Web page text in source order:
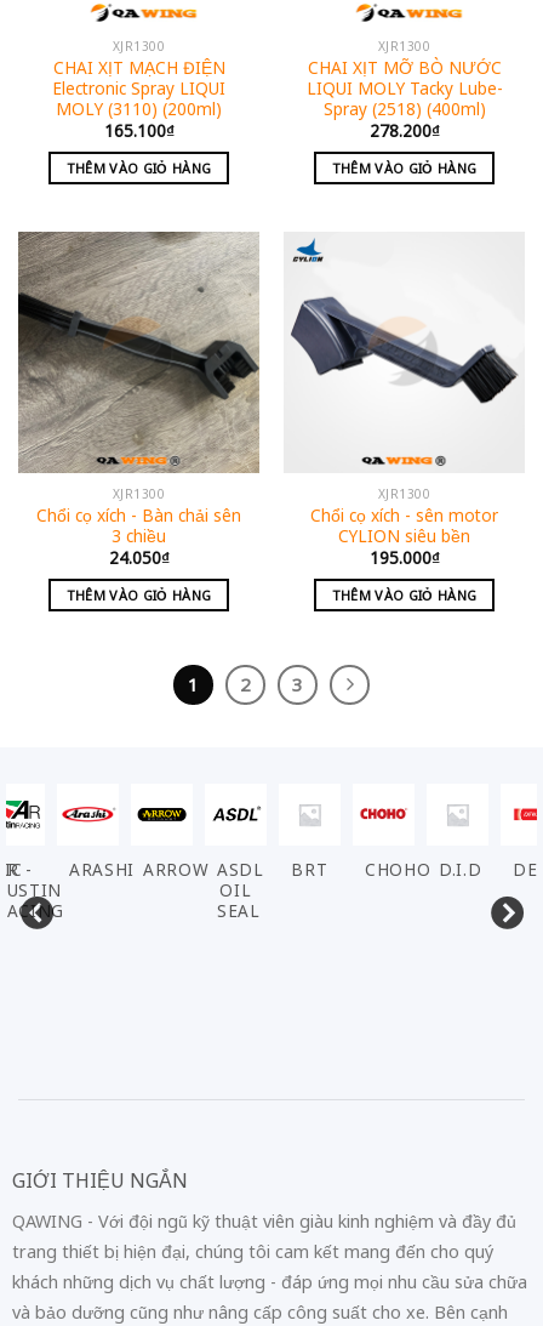
XJR1300
CHAI XỊT MẠCH ĐIỆN
Electronic Spray LIQUI
MOLY (3110) (200ml)
165.100₫
THÊM VÀO GIỎ HÀNG
XJR1300
CHAI XỊT MỠ BÒ NƯỚC
LIQUI MOLY Tacky Lube-
Spray (2518) (400ml)
278.200₫
THÊM VÀO GIỎ HÀNG
XJR1300
Chổi cọ xích - Bàn chải sên
3 chiều
24.050₫
THÊM VÀO GIỎ HÀNG
XJR1300
Chổi cọ xích - sên motor
CYLION siêu bền
195.000₫
THÊM VÀO GIỎ HÀNG
1 2 3
ARROW ASDL
BRT CHOHO D.I.D DENSO
GIỚI THIỆU NGẮN
QAWING - Với đội ngũ kỹ thuật viên giàu kinh nghiệm và đầy đủ
trang thiết bị hiện đại, chúng tôi cam kết mang đến cho quý
khách những dịch vụ chất lượng - đáp ứng mọi nhu cầu sửa chữa
và bảo dưỡng cũng như nâng cấp công suất cho xe. Bên cạnh